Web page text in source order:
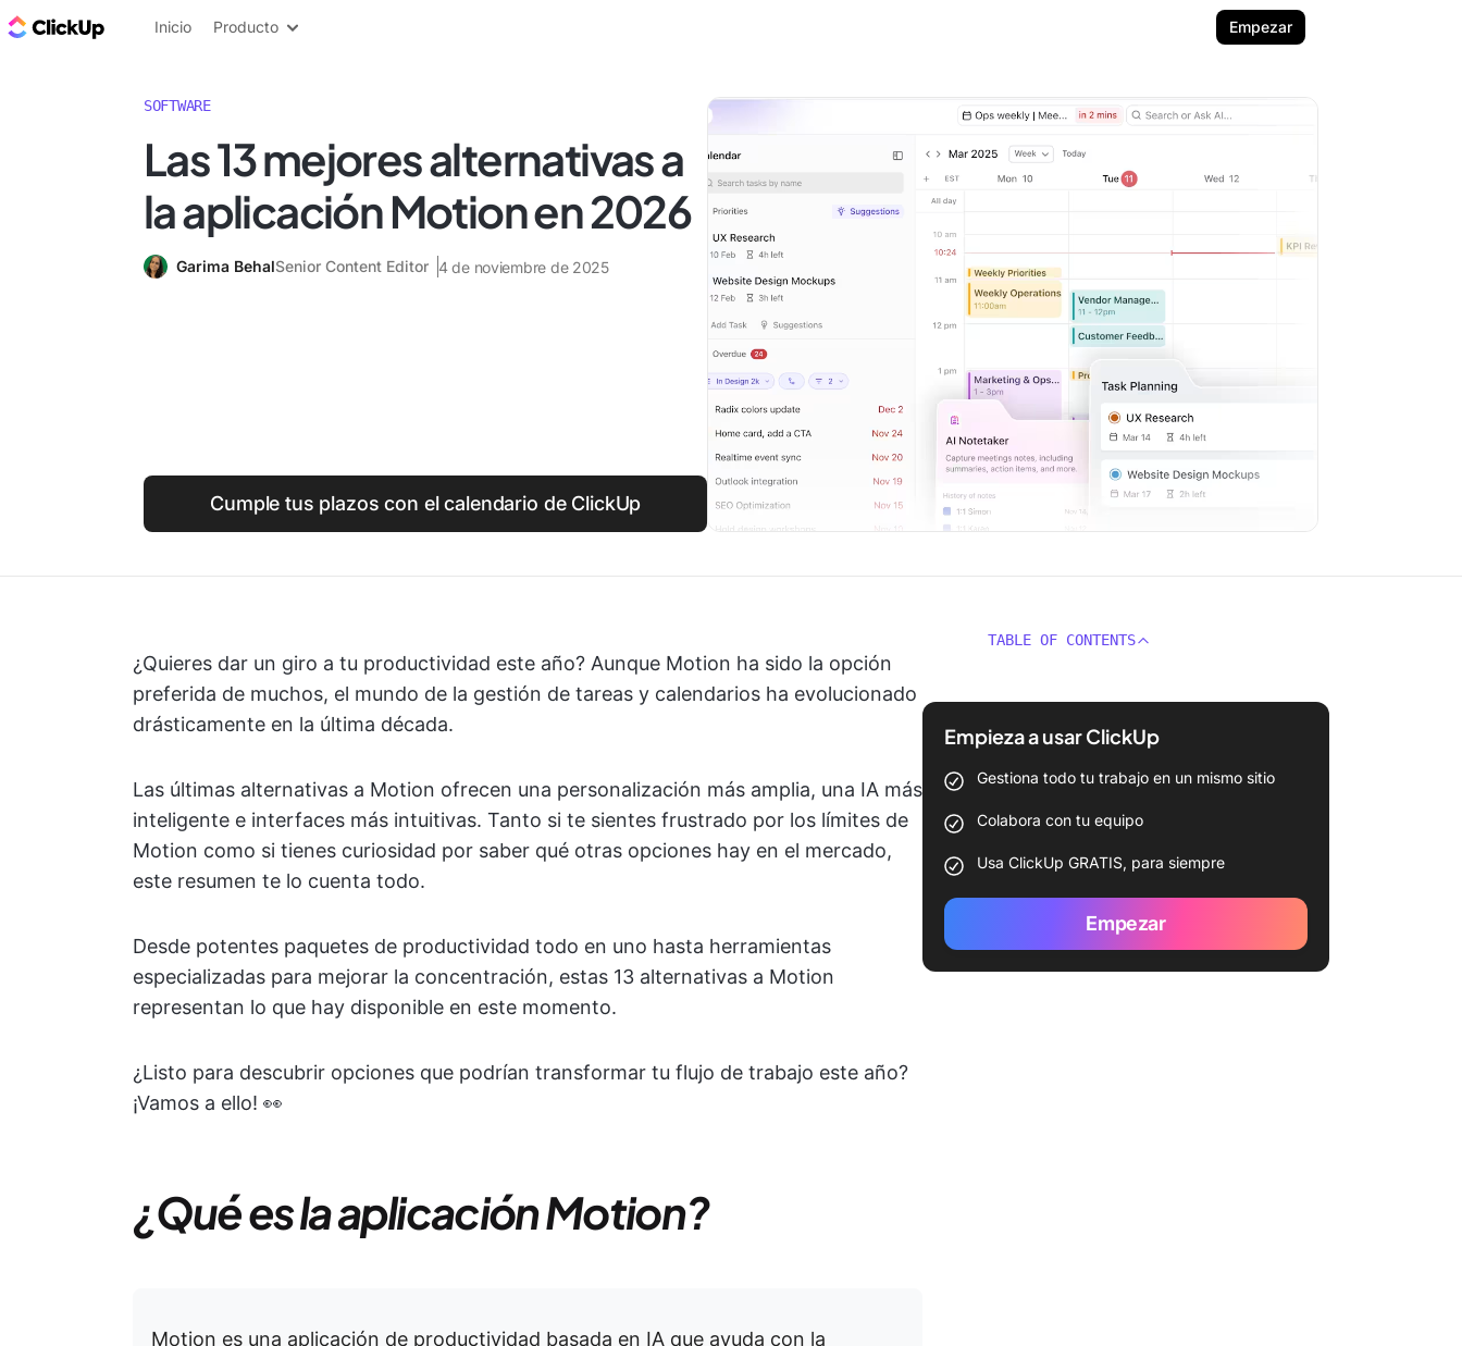
ClickUp Blog
Inicio Producto Empezar
SOFTWARE
Las 13 mejores alternativas a
la aplicación Motion en 2026
Garima BehalSenior Content Editor 4 de noviembre de 2025
Cumple tus plazos con el calendario de ClickUp
¿Quieres dar un giro a tu productividad este año? Aunque Motion ha sido la opción
preferida de muchos, el mundo de la gestión de tareas y calendarios ha evolucionado
drásticamente en la última década.
Las últimas alternativas a Motion ofrecen una personalización más amplia, una IA más
inteligente e interfaces más intuitivas. Tanto si te sientes frustrado por los límites de
Motion como si tienes curiosidad por saber qué otras opciones hay en el mercado,
este resumen te lo cuenta todo.
Desde potentes paquetes de productividad todo en uno hasta herramientas
especializadas para mejorar la concentración, estas 13 alternativas a Motion
representan lo que hay disponible en este momento.
¿Listo para descubrir opciones que podrían transformar tu flujo de trabajo este año?
¡Vamos a ello! 👀
¿Qué es la aplicación Motion?
Motion es una aplicación de productividad basada en IA que ayuda con la
TABLE OF CONTENTS
Empieza a usar ClickUp
Gestiona todo tu trabajo en un mismo sitio
Colabora con tu equipo
Usa ClickUp GRATIS, para siempre
Empezar